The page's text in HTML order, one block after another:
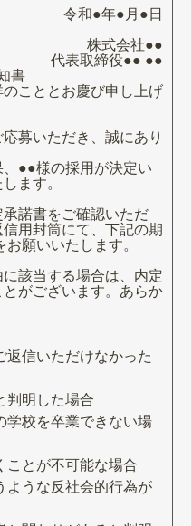
令和●年●月●日
株式会社●●
代表取締役●● ●●
書
こととお慶び申し上げ
募いただき、誠にあり
●●様の採用が決定い
ます。
諾書をご確認いただ
用封筒にて、下記の期
願いいたします。
該当する場合は、内定
がございます。あらか
返信いただけなかった
判明した場合
学校を卒業できない場
ことが不可能な場合
ような反社会的行為が